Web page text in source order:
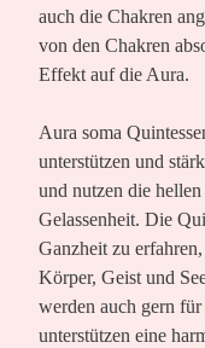
auch die Chakren
von den Chakren
Effekt auf die Aura.
Aura soma
unterstützen und
und nutzen die
Gelassenheit. Die
Ganzheit zu
Körper, Geist und
werden auch gern
unterstützen eine